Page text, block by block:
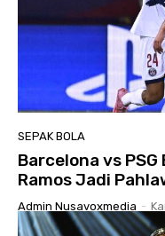
SEPAK BOLA
Barcelona vs
Ramos Jadi
Admin Nusavoxmedia -